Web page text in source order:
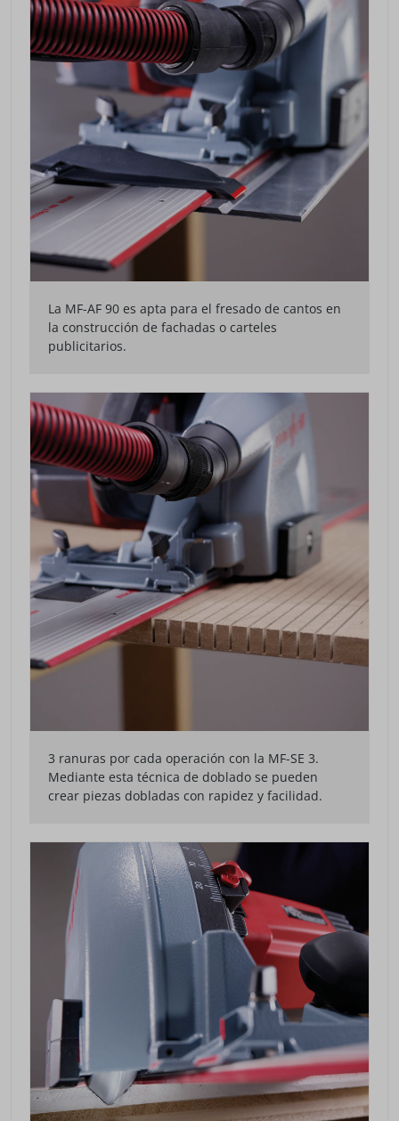
La MF-AF 90 es apta para el fresado de cantos en
la construcción de fachadas o carteles
publicitarios.
3 ranuras por cada operación con la MF-SE 3.
Mediante esta técnica de doblado se pueden
crear piezas dobladas con rapidez y facilidad.